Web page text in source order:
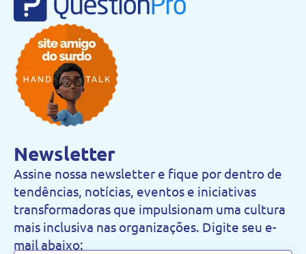
Newsletter
Assine nossa newsletter e fique por dentro de
tendências, notícias, eventos e iniciativas
transformadoras que impulsionam uma cultura
mais inclusiva nas organizações. Digite seu e-
mail abaixo: